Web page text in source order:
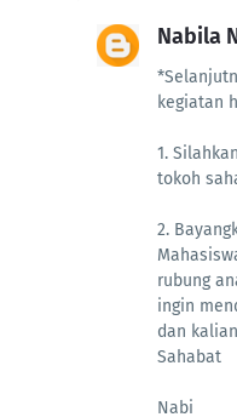
Nabila
kegiatan
1.
tokoh
2.
rubung
ingin
dan
Sahabat
Nabi